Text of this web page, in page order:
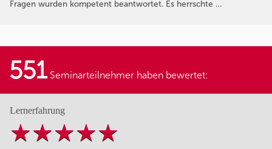
Fragen wurden kompetent beantwortet. Es herrschte …
551Seminarteilnehmer haben bewertet:
Lernerfahrung